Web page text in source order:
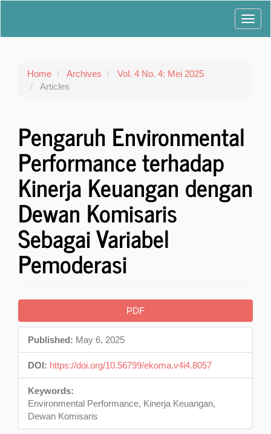
Home Archives
Vol. 4 No. 4: Mei 2025
Articles
Pengaruh Environmental
Performance terhadap
Kinerja Keuangan dengan
Dewan Komisaris
Sebagai Variabel
Pemoderasi
Article
Sidebar
PDF
Published: May 6, 2025
DOI: https://doi.org/10.56799/ekoma.v4i4.8057
Keywords:
Environmental Performance, Kinerja Keuangan,
Dewan Komisaris